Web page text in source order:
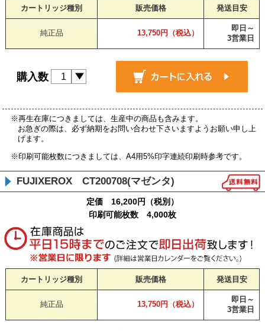
カートリッジ種別 販売価格 発送目安
純正品 13,750円（税込）
即日～
3営業日
購入数
※再生在庫につきましては、生産中の商品も含みます。
お急ぎの際は、必ず納期をお問い合わせ下さいますようお願い申し上
げます。
※印刷可能枚数につきましては、A4用5%印字連続印刷時参考です。
FUJIXEROX CT200708(マゼンタ)
定価 16,200円（税別）
印刷可能枚数 4,000枚
カートリッジ種別 販売価格 発送目安
純正品 13,750円（税込）
即日～
3営業日